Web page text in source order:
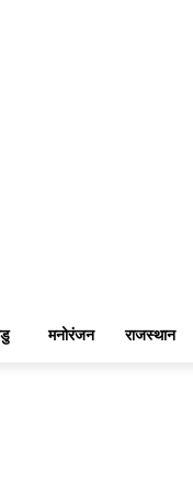
मनोरंजन राजस्थान